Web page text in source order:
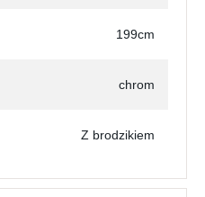
199cm
chrom
Z brodzikiem